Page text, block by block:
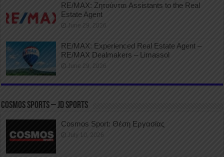
RE/MAX: Ζητούνται Assistants to the Real
Estate Agent
June 29, 2026
RE/MAX: Experienced Real Estate Agent –
RE/MAX Dealmakers – Limassol
June 29, 2026
COSMOS SPORTS – JD SPORTS
Cosmos Sport: Θέση Εργασίας
July 10, 2026